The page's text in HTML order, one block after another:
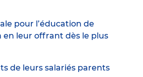
pour l’éducation de
en leur offrant dès le plus
de leurs salariés parents